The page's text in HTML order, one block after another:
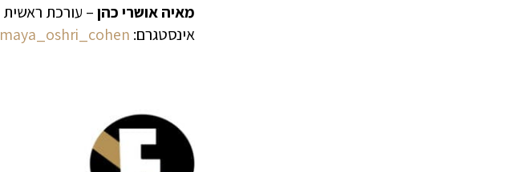
מאיה אושרי כהן– עורכת ראשית
אינסטגרם: maya_oshri_cohen